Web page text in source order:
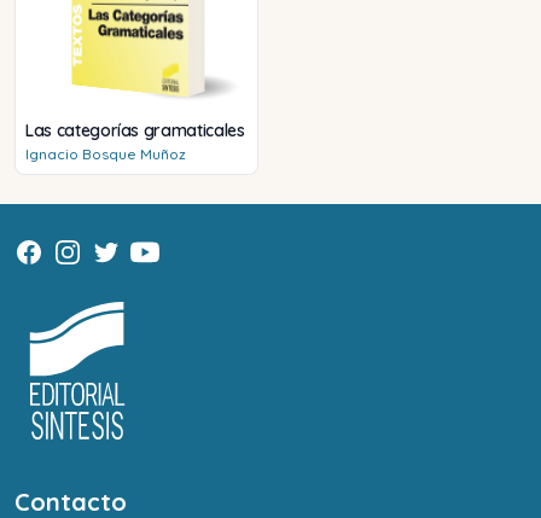
Las categorías gramaticales
Ignacio Bosque Muñoz
Contacto